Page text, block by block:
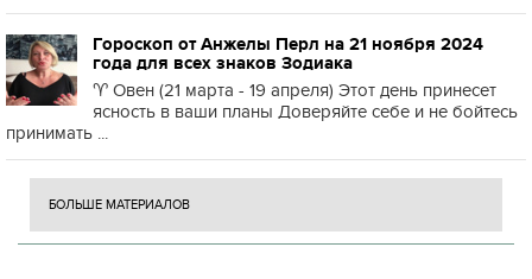
Гороскоп от Анжелы Перл на 21 ноября 2024
года для всех знаков Зодиака
♈️ Овен (21 марта - 19 апреля) Этот день принесет
ясность в ваши планы Доверяйте себе и не бойтесь
принимать ...
БОЛЬШЕ МАТЕРИАЛОВ